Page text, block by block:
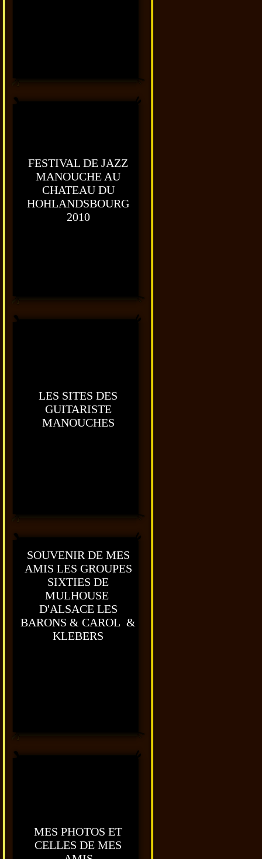
FESTIVAL DE JAZZ
MANOUCHE AU
CHATEAU DU
HOHLANDSBOURG
2010
LES SITES DES
GUITARISTE
MANOUCHES
SOUVENIR DE MES
AMIS LES GROUPES
SIXTIES DE
MULHOUSE
D'ALSACE LES
BARONS & CAROL &
KLEBERS
MES PHOTOS ET
CELLES DE MES